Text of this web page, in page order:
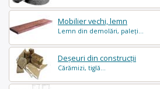
Mobilier vechi, lemn
Lemn din demolări, paleți...
Deșeuri din construcții
Cărămizi, tiglă...